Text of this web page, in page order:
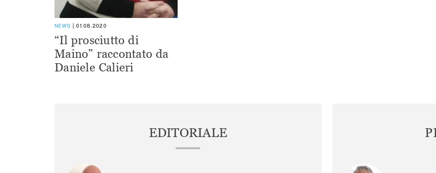
NEWS 01.08.2020
“Il prosciutto di
Maino” raccontato da
Daniele Calieri
EDITORIALE